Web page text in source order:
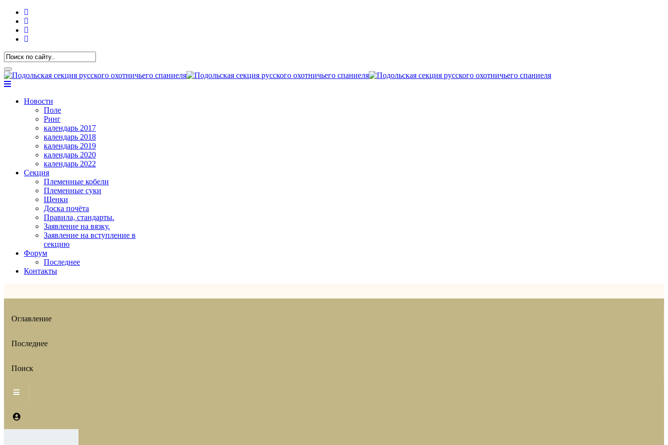
Новости
Поле
Ринг
календарь 2017
календарь 2018
календарь 2019
календарь 2020
календарь 2022
Секция
Племенные кобели
Племенные суки
Щенки
Доска почёта
Правила, стандарты.
Заявление на вязку.
Заявление на вступление в
секцию
Форум
Последнее
Контакты
Оглавление
Последнее
Поиск